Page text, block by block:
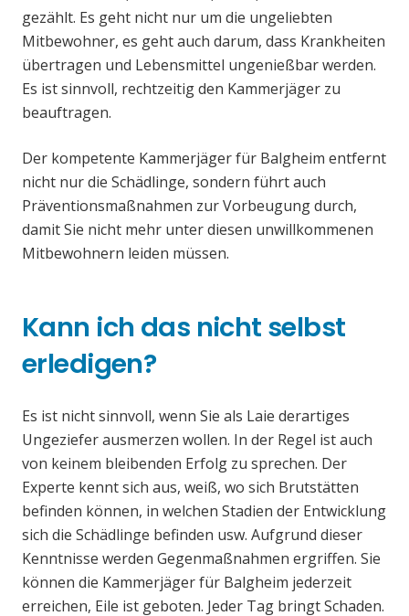
gezählt. Es geht nicht nur um die ungeliebten
Mitbewohner, es geht auch darum, dass Krankheiten
übertragen und Lebensmittel ungenießbar werden.
Es ist sinnvoll, rechtzeitig den Kammerjäger zu
beauftragen.
Der kompetente Kammerjäger für Balgheim entfernt
nicht nur die Schädlinge, sondern führt auch
Präventionsmaßnahmen zur Vorbeugung durch,
damit Sie nicht mehr unter diesen unwillkommenen
Mitbewohnern leiden müssen.
Kann ich das nicht selbst
erledigen?
Es ist nicht sinnvoll, wenn Sie als Laie derartiges
Ungeziefer ausmerzen wollen. In der Regel ist auch
von keinem bleibenden Erfolg zu sprechen. Der
Experte kennt sich aus, weiß, wo sich Brutstätten
befinden können, in welchen Stadien der Entwicklung
sich die Schädlinge befinden usw. Aufgrund dieser
Kenntnisse werden Gegenmaßnahmen ergriffen. Sie
können die Kammerjäger für Balgheim jederzeit
erreichen, Eile ist geboten. Jeder Tag bringt Schaden.